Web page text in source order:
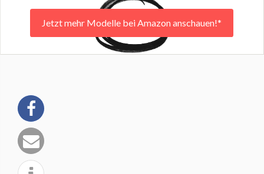
Jetzt mehr Modelle bei Amazon anschauen!*